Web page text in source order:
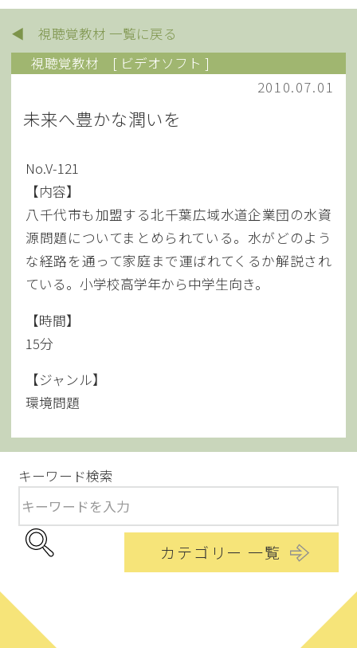
◀ 視聴覚教材 一覧に戻る
視聴覚教材
[ ビデオソフト ]
2010.07.01
未来へ豊かな潤いを
No.V-121
【内容】
八千代市も加盟する北千葉広域水道企業団の水資
源問題についてまとめられている。水がどのよう
な経路を通って家庭まで運ばれてくるか解説され
ている。小学校高学年から中学生向き。
【時間】
15分
【ジャンル】
環境問題
キーワード検索
カテゴリー 一覧